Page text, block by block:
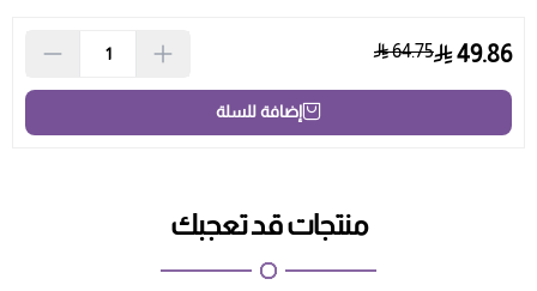
49.86
64.75
إضافة للسلة
منتجات قد تعجبك